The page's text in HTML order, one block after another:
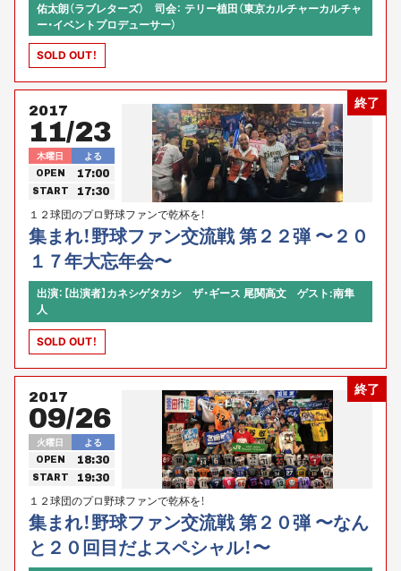
佑太朗（ラブレターズ） 司会： テリー植田（東京カルチャーカルチャ
ー・イベントプロデューサー）
SOLD OUT！
終了
2017
11/23
木曜日 よる
OPEN 17:00
START 17:30
１２球団のプロ野球ファンで乾杯を！
集まれ！野球ファン交流戦 第２２弾 〜２０
１７年大忘年会〜
出演：【出演者】カネシゲタカシ ザ・ギース 尾関高文 ゲスト:南隼
人
SOLD OUT！
終了
2017
09/26
火曜日 よる
OPEN 18:30
START 19:30
１２球団のプロ野球ファンで乾杯を！
集まれ！野球ファン交流戦 第２０弾 〜なん
と２０回目だよスペシャル！〜